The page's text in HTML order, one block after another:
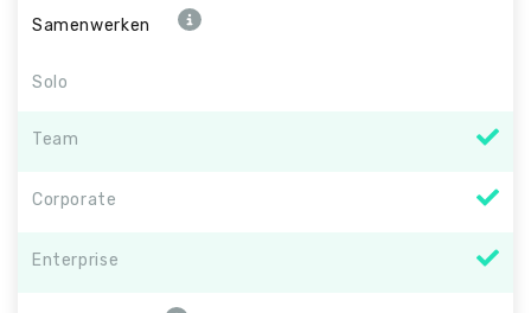
Samenwerken
Solo
Team
Corporate
Enterprise